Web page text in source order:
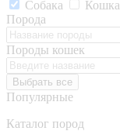
Собака
Кошка
Порода
Породы кошек
Выбрать все
Популярные
Каталог пород